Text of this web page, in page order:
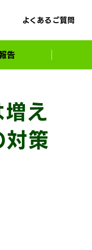
よくあるご質問
告
え
対策